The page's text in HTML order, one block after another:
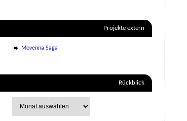
Projekte extern
Movenna Saga
Rückblick